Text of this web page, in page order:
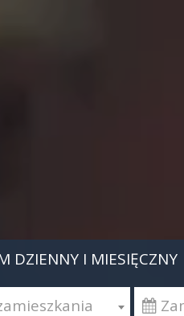
DZIENNY I MIESIĘCZNY